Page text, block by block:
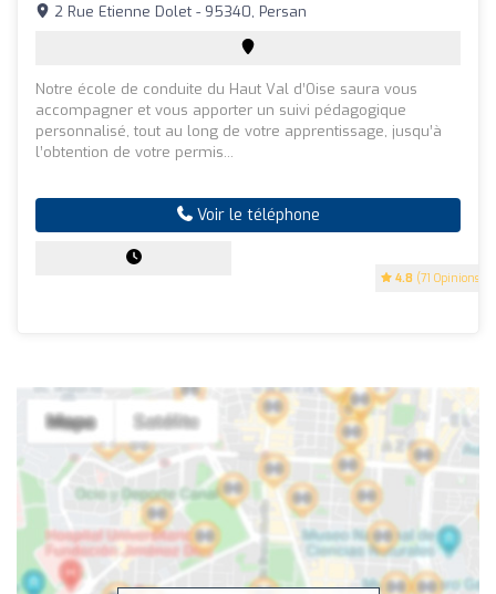
4.8 (71 Opinions)
2 Rue Etienne Dolet - 95340, Persan
Notre école de conduite du Haut Val d’Oise saura vous
accompagner et vous apporter un suivi pédagogique
personnalisé, tout au long de votre apprentissage, jusqu’à
l’obtention de votre permis...
Voir le téléphone